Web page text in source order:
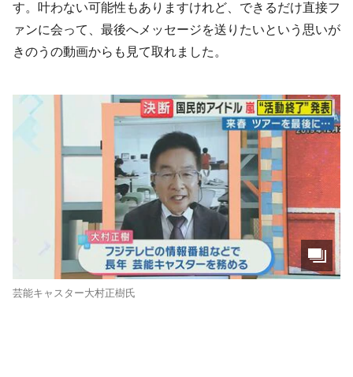
す。叶わない可能性もありますけれど、できるだけ直接フ
ァンに会って、最後へメッセージを送りたいという思いが
きのうの動画からも見て取れました。
芸能キャスター大村正樹氏